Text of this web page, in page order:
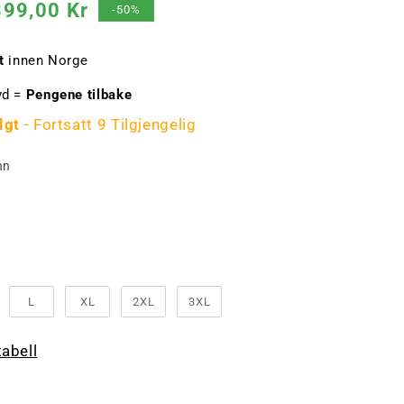
Kr -50%
innen Norge
= Pengene tilbake
- Fortsatt 9 Tilgjengelig
L XL 2XL 3XL